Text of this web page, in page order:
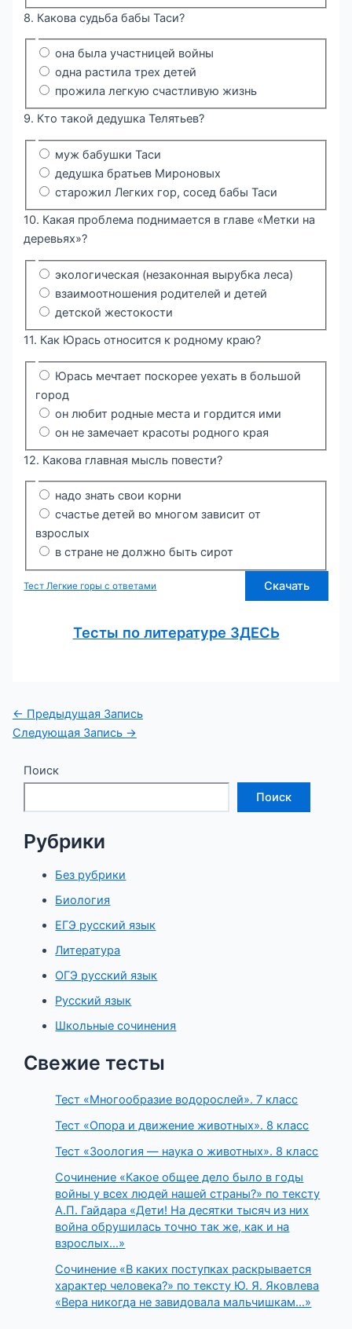
8. Какова судьба бабы Таси?
она была участницей войны
одна растила трех детей
прожила легкую счастливую жизнь
9. Кто такой дедушка Телятьев?
муж бабушки Таси
дедушка братьев Мироновых
старожил Легких гор, сосед бабы Таси
10. Какая проблема поднимается в главе «Метки на
деревьях»?
экологическая (незаконная вырубка леса)
взаимоотношения родителей и детей
детской жестокости
11. Как Юрась относится к родному краю?
Юрась мечтает поскорее уехать в большой
город
он любит родные места и гордится ими
он не замечает красоты родного края
12. Какова главная мысль повести?
надо знать свои корни
счастье детей во многом зависит от
взрослых
в стране не должно быть сирот
Тест Легкие горы с ответами Скачать
Тесты по литературе ЗДЕСЬ
Навигация
по
← Предыдущая Запись
Следующая Запись →
Поиск
Поиск
Рубрики
Без рубрики
Биология
ЕГЭ русский язык
Литература
ОГЭ русский язык
Русский язык
Школьные сочинения
Свежие тесты
Тест «Многообразие водорослей». 7 класс
Тест «Опора и движение животных». 8 класс
Тест «Зоология — наука о животных». 8 класс
Сочинение «Какое общее дело было в годы
войны у всех людей нашей страны?» по тексту
А.П. Гайдара «Дети! На десятки тысяч из них
война обрушилась точно так же, как и на
взрослых…»
Сочинение «В каких поступках раскрывается
характер человека?» по тексту Ю. Я. Яковлева
«Вера никогда не завидовала мальчишкам…»